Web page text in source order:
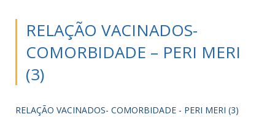
RELAÇÃO VACINADOS-
COMORBIDADE – PERI MERI
(3)
RELAÇÃO VACINADOS- COMORBIDADE - PERI MERI (3)